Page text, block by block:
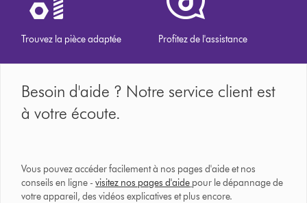
Trouvez la pièce adaptée Profitez de l'assistance
Besoin d'aide ? Notre service client est
à votre écoute.
Vous pouvez accéder facilement à nos pages d'aide et nos
conseils en ligne -visitez nos pages d'aide pour le dépannage de
votre appareil, des vidéos explicatives et plus encore.